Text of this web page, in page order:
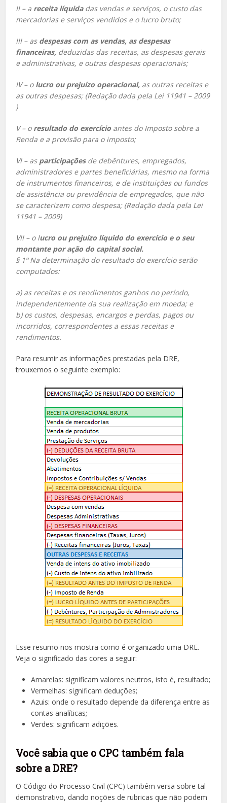
II – a receita líquidadas vendas e serviços, o custo das
mercadorias e serviços vendidos e o lucro bruto;
III – as despesas com as vendas, as despesas
financeiras, deduzidas das receitas, as despesas gerais
e administrativas, e outras despesas operacionais;
IV – o lucro ou prejuízo operacional, as outras receitas e
as outras despesas; (Redação dada pela Lei 11941 – 2009
)
V – o resultado do exercício antes do Imposto sobre a
Renda e a provisão para o imposto;
VI – as participaçõesde debêntures, empregados,
administradores e partes beneficiárias, mesmo na forma
de instrumentos financeiros, e de instituições ou fundos
de assistência ou previdência de empregados, que não
se caracterizem como despesa; (Redação dada pela Lei
11941 – 2009)
VII – o lucro ou prejuízo líquido do exercício e o seu
montante por ação do capital social.
§ 1º Na determinação do resultado do exercício serão
computados:
a) as receitas e os rendimentos ganhos no período,
independentemente da sua realização em moeda; e
b) os custos, despesas, encargos e perdas, pagos ou
incorridos, correspondentes a essas receitas e
rendimentos.
Para resumir as informações prestadas pela DRE,
trouxemos o seguinte exemplo:
Esse resumo nos mostra como é organizado uma DRE.
Veja o significado das cores a seguir:
Amarelas: significam valores neutros, isto é, resultado;
Vermelhas: significam deduções;
Azuis: onde o resultado depende da diferença entre as
contas analíticas;
Verdes: significam adições.
Você sabia que o CPC também fala
sobre a DRE?
O Código do Processo Civil (CPC) também versa sobre tal
demonstrativo, dando noções de rubricas que não podem